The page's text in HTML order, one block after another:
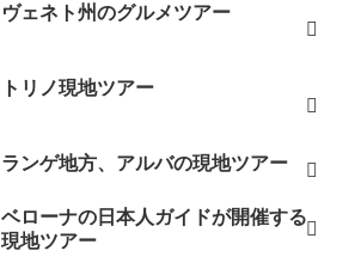
ヴェネト州のグルメツアー
トリノ現地ツアー
ランゲ地方、アルバの現地ツアー
ベローナの日本人ガイドが開催する
現地ツアー